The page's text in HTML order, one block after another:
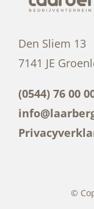
Den Sliem 13
7141 JE
(0544) 76 00
©